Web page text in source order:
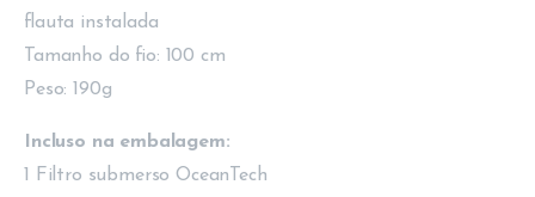
flauta instalada
Tamanho do fio: 100 cm
Peso: 190g
Incluso na embalagem:
1 Filtro submerso OceanTech